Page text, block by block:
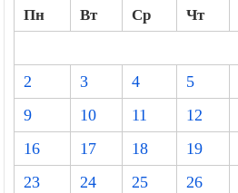
Пн Вт Ср Чт
2
3 4 5
9
10 11 12
16
17 18 19
23
24 25 26